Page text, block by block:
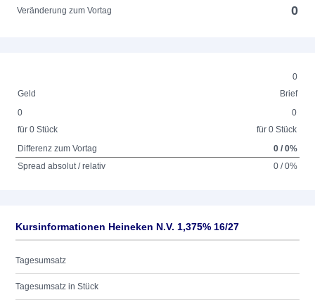
Veränderung zum Vortag 0
0
Geld
Brief
0
für 0 Stück
0
für 0 Stück
Differenz zum Vortag
0 / 0%
Spread absolut / relativ
0 / 0%
Kursinformationen Heineken N.V. 1,375% 16/27
Tagesumsatz
Tagesumsatz in Stück